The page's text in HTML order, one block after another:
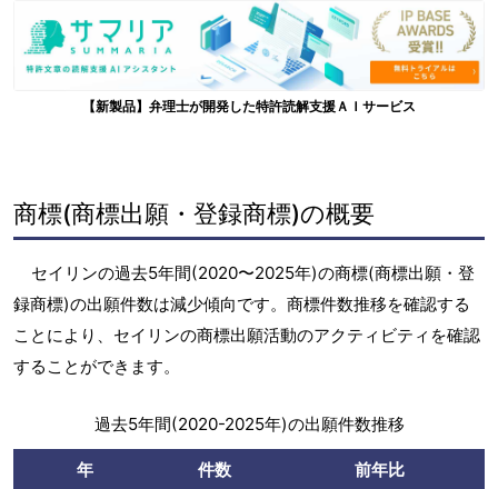
【新製品】弁理士が開発した特許読解支援ＡＩサービス
商標(商標出願・登録商標)の概要
セイリンの過去5年間(2020〜2025年)の商標(商標出願・登
録商標)の出願件数は減少傾向です。商標件数推移を確認する
ことにより、セイリンの商標出願活動のアクティビティを確認
することができます。
過去5年間(2020-2025年)の出願件数推移
年 件数
前年比